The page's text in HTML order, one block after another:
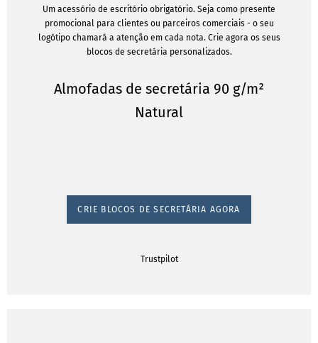
Um acessório de escritório obrigatório. Seja como presente
promocional para clientes ou parceiros comerciais - o seu
logótipo chamará a atenção em cada nota. Crie agora os seus
blocos de secretária personalizados.
Almofadas de secretária 90 g/m²
Natural
CRIE BLOCOS DE SECRETÁRIA AGORA
Trustpilot